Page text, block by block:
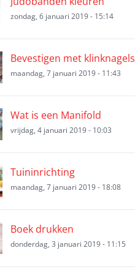
zondag, 6 januari 2019 - 15:14
Bevestigen met klinknagels
maandag, 7 januari 2019 - 11:43
Wat is een Manifold
vrijdag, 4 januari 2019 - 10:03
Tuininrichting
maandag, 7 januari 2019 - 18:08
Boek drukken
donderdag, 3 januari 2019 - 11:15